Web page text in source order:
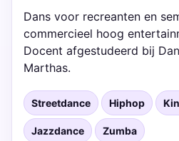
Dans voor recreanten en
commercieel hoog
Docent afgestudeerd bij
Marthas.
Streetdance Hiphop
Jazzdance Zumba